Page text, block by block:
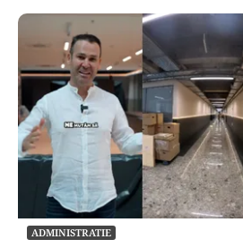
ADMINISTRATIE